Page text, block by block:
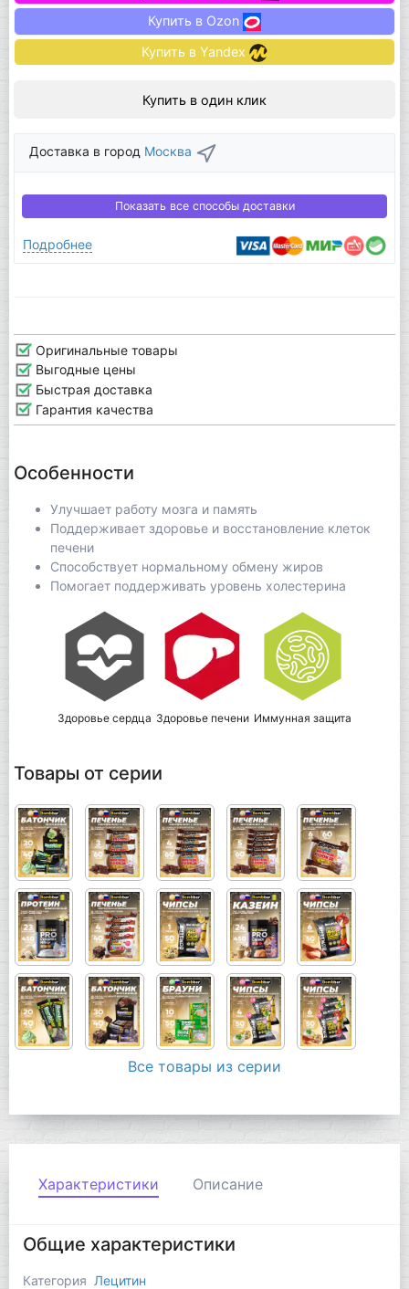
Купить в Ozon
Купить в Yandex
Купить в один клик
Доставка в город Москва
Показать все способы доставки
Подробнее
Оригинальные товары
Выгодные цены
Быстрая доставка
Гарантия качества
Особенности
Улучшает работу мозга и память
Поддерживает здоровье и восстановление клеток
печени
Способствует нормальному обмену жиров
Помогает поддерживать уровень холестерина
Здоровье сердца Здоровье печени Иммунная защита
Товары от серии
Все товары из серии
Характеристики Описание
Общие характеристики
Категория Лецитин